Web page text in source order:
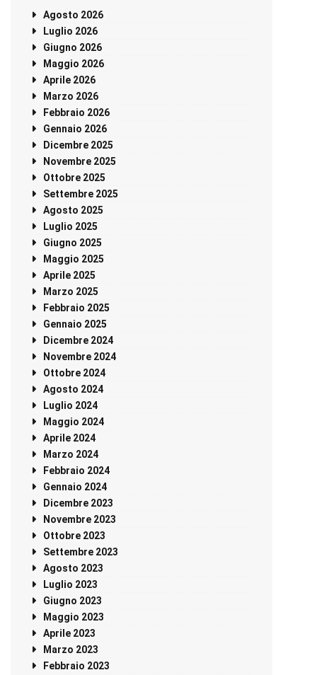
Agosto 2026
Luglio 2026
Giugno 2026
Maggio 2026
Aprile 2026
Marzo 2026
Febbraio 2026
Gennaio 2026
Dicembre 2025
Novembre 2025
Ottobre 2025
Settembre 2025
Agosto 2025
Luglio 2025
Giugno 2025
Maggio 2025
Aprile 2025
Marzo 2025
Febbraio 2025
Gennaio 2025
Dicembre 2024
Novembre 2024
Ottobre 2024
Agosto 2024
Luglio 2024
Maggio 2024
Aprile 2024
Marzo 2024
Febbraio 2024
Gennaio 2024
Dicembre 2023
Novembre 2023
Ottobre 2023
Settembre 2023
Agosto 2023
Luglio 2023
Giugno 2023
Maggio 2023
Aprile 2023
Marzo 2023
Febbraio 2023